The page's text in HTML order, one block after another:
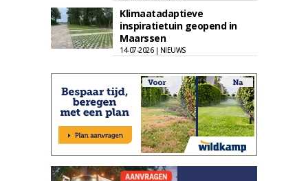
Klimaatadaptieve
inspiratietuin geopend in
Maarssen
14-07-2026 | NIEUWS